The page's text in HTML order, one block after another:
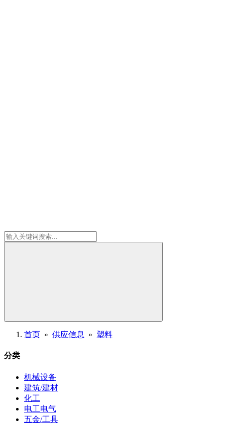
首页 » 供应信息 » 塑料
分类
机械设备
建筑/建材
化工
电工电气
五金/工具